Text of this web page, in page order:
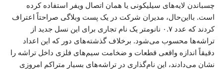
چسباندن لایه‌های سیلیکونی یا همان اتصال ویفر استفاده کرده
است. بااین‌حال، مدیران شرکت در یک پست وبلاگی صراحتاً اعتراف
کردند که عدد ۰.۷ نانومتر یک نام تجاری برای این نسل جدید از
تراشه‌ها محسوب می‌شود. برخلاف گذشته‌های دور که این اعداد
دقیقاً اندازه واقعی قطعات و ضخامت سیم‌های فلزی داخل تراشه را
نشان می‌دادند، این نام‌گذاری در تراشه‌های بسیار متراکم امروزی